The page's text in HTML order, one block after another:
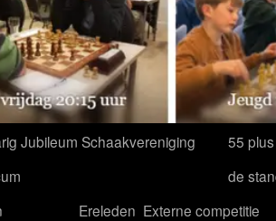
Jubileum Schaakvereniging
55
de
Ereleden Externe competitie